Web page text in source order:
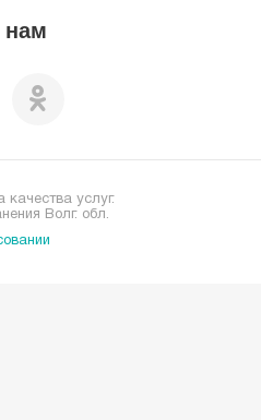
нам
качества услуг.
Волг. обл.